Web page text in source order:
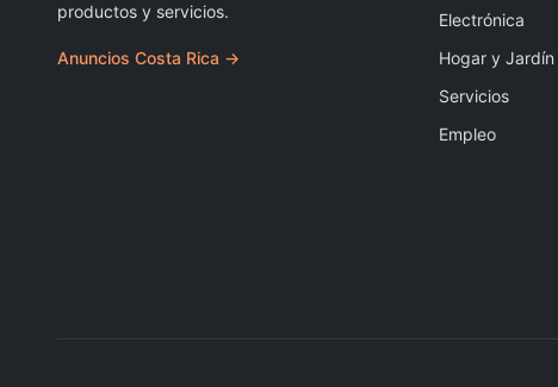
productos y servicios.
Anuncios Costa Rica →
Electrónica
Hogar y Jardín
Servicios
Empleo